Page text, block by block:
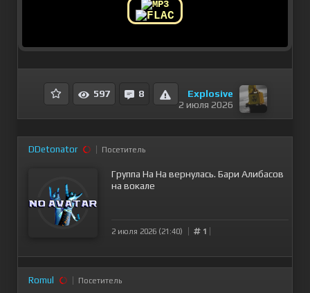
597 8
Explosive
2 июля 2026
DDetonator Посетитель
Группа На На вернулась. Бари Алибасов
на вокале
2 июля 2026 (21:40) 1
Romul Посетитель